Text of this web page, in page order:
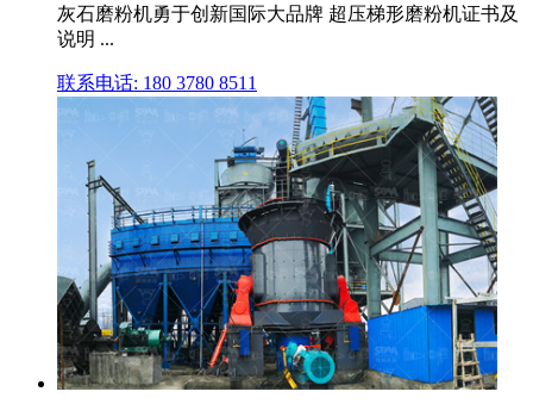
灰石磨粉机勇于创新国际大品牌 超压梯形磨粉机证书及
说明 ...
联系电话: 180 3780 8511